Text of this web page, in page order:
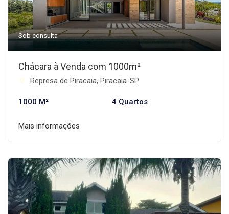
Sob consulta
Chácara à Venda com 1000m²
Represa de Piracaia, Piracaia-SP
1000 M² 4 Quartos
Mais informações